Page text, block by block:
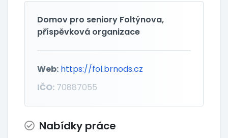
Nabídky práce
Domov pro seniory Foltýnova,
příspěvková organizace
Web: https://fol.brnods.cz
IČO: 70887055